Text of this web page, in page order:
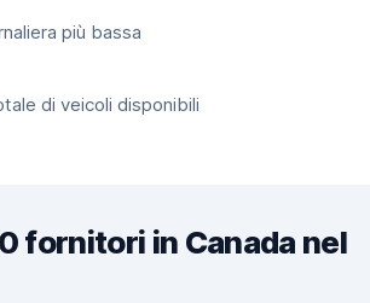
più bassa
di veicoli disponibili
fornitori in Canada nel